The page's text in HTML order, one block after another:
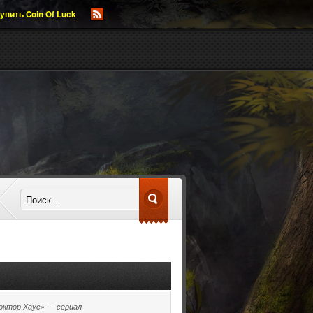
Coin Of Luck
Хаус» — сериал